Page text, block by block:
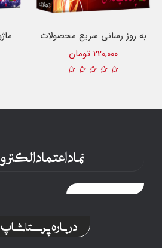
به روز رسانی سریع محصولات
220,000 تومان
نماد اعتماد
درباره پرستاشاپ